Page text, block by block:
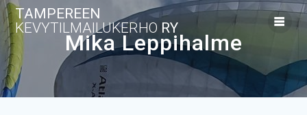
Skip
to
content
TAMPEREEN
KEVYTILMAILUKERHO RY
Mika Leppihalme